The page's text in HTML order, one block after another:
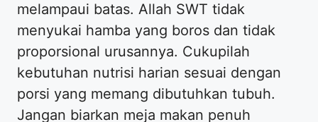
melampaui batas. Allah SWT tidak
menyukai hamba yang boros dan tidak
proporsional urusannya. Cukupilah
kebutuhan nutrisi harian sesuai dengan
porsi yang memang dibutuhkan tubuh.
Jangan biarkan meja makan penuh